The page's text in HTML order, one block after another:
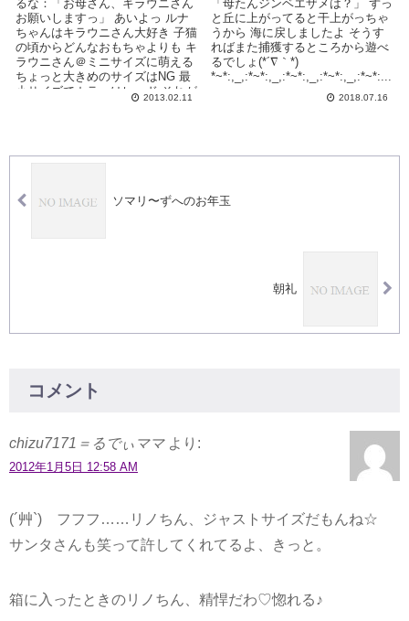
るな：「お母さん、キラウニさん
お願いしますっ」 あいよっ ルナ
ちゃんはキラウニさん大好き 子猫
の頃からどんなおもちゃよりも キ
ラウニさん＠ミニサイズに萌える
ちょっと大きめのサイズはNG 最
小サイズでカラーはレッド それが
2013.02.11
「母たんジンベエザメは？」 ずっ
と丘に上がってると干上がっちゃ
うから 海に戻しましたよ そうす
ればまた捕獲するところから遊べ
るでしょ(*´∇｀*)
*~*:,_,:*~*:,_,:*~*:,_,:*~*:,_,:*~*:...
2018.07.16
ソマリ〜ずへのお年玉
朝礼
コメント
chizu7171＝るでぃママ より:
2012年1月5日 12:58 AM
(´艸`) フフフ……リノちん、ジャストサイズだもんね☆
サンタさんも笑って許してくれてるよ、きっと。
箱に入ったときのリノちん、精悍だわ♡惚れる♪